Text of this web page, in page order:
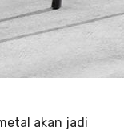
akan jadi